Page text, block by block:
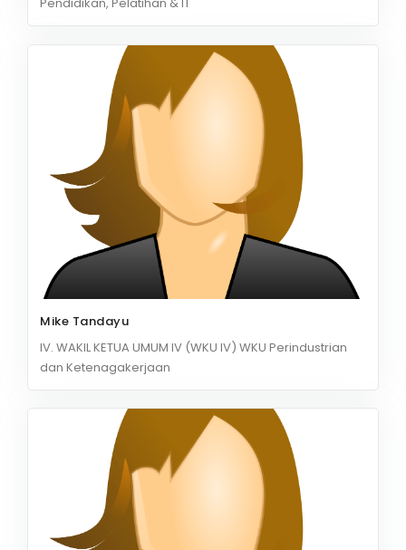
Mike Tandayu
IV. WAKIL KETUA UMUM IV (WKU IV) WKU Perindustrian
dan Ketenagakerjaan